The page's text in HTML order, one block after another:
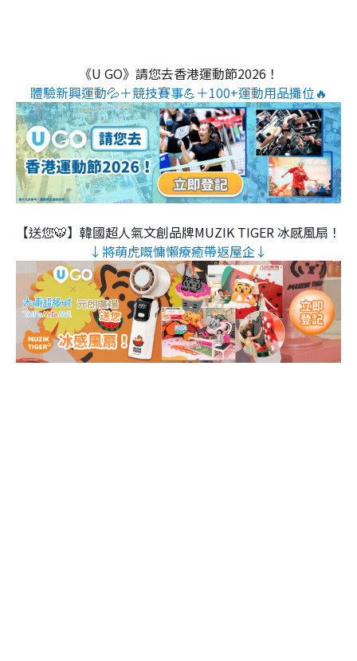
《U GO》請您去香港運動節2026！
體驗新興運動💦＋競技賽事💪＋100+運動用品攤位🔥
【送您🐯】韓國超人氣文創品牌MUZIK TIGER 冰感風扇！
↓將萌虎嘅慵懶療癒帶返屋企↓